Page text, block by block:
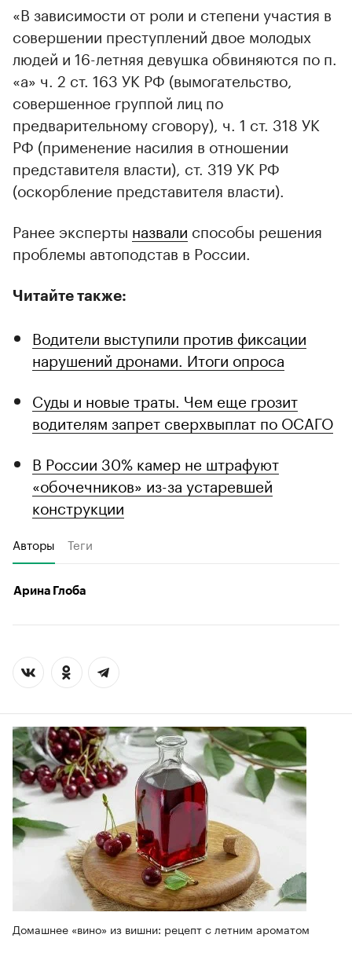
«В зависимости от роли и степени участия в
совершении преступлений двое молодых
людей и 16-летняя девушка обвиняются по п.
«а» ч. 2 ст. 163 УК РФ (вымогательство,
совершенное группой лиц по
предварительному сговору), ч. 1 ст. 318 УК
РФ (применение насилия в отношении
представителя власти), ст. 319 УК РФ
(оскорбление представителя власти).
Ранее эксперты назвали способы решения
проблемы автоподстав в России.
Читайте также:
Водители выступили против фиксации
нарушений дронами. Итоги опроса
Суды и новые траты. Чем еще грозит
водителям запрет сверхвыплат по ОСАГО
В России 30% камер не штрафуют
«обочечников» из-за устаревшей
конструкции
Авторы Теги
Арина Глоба
Домашнее «вино» из вишни: рецепт с летним ароматом